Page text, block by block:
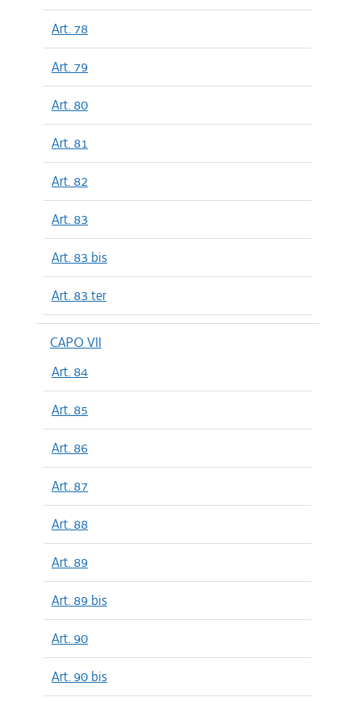
Art. 78
Art. 79
Art. 80
Art. 81
Art. 82
Art. 83
Art. 83 bis
Art. 83 ter
CAPO VII
Art. 84
Art. 85
Art. 86
Art. 87
Art. 88
Art. 89
Art. 89 bis
Art. 90
Art. 90 bis